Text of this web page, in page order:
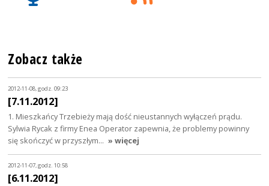
Zobacz także
2012-11-08, godz. 09:23
[7.11.2012]
1. Mieszkańcy Trzebieży mają dość nieustannych wyłączeń prądu.
Sylwia Rycak z firmy Enea Operator zapewnia, że problemy powinny
się skończyć w przyszłym… » więcej
2012-11-07, godz. 10:58
[6.11.2012]